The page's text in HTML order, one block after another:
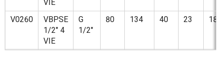
VIE
V0260
VBPSE
1/2" 4
VIE
G
1/2"
80 134 40 23 18